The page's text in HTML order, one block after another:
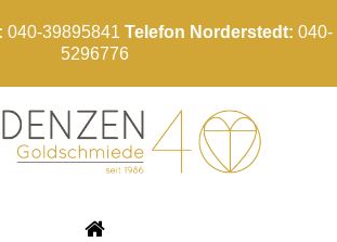
040-39895841 Telefon Norderstedt: 040-
5296776
